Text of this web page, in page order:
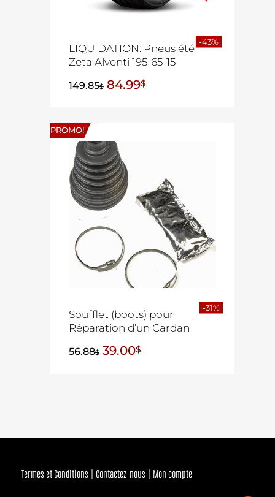
LIQUIDATION: Pneus été
Zeta Alventi 195-65-15
149.85$ 84.99$
-43%
PROMO!
Soufflet (boots) pour
Réparation d’un Cardan
56.88$ 39.00$
-31%
Termes et Conditions Contactez-nous Mon compte